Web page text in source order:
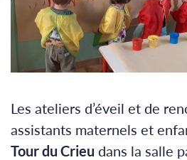
Les ateliers d’éveil et de
assistants maternels et
Tour du Crieu dans la salle